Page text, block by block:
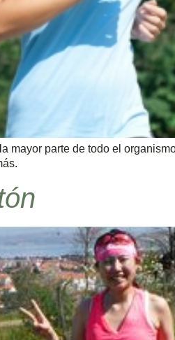
parte de todo el